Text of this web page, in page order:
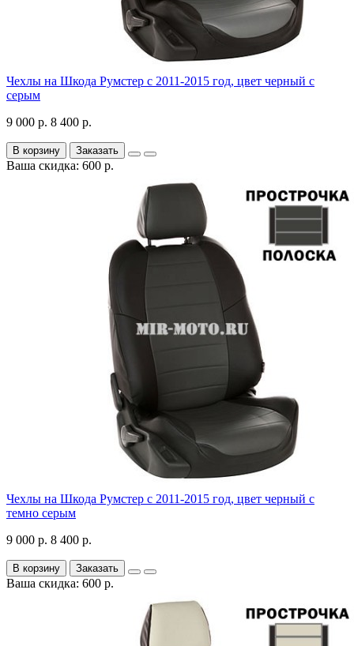
Чехлы на Шкода Румстер с 2011-2015 год, цвет черный с
серым
9 000 р. 8 400 р.
В корзину Заказать
Ваша скидка: 600 р.
Чехлы на Шкода Румстер с 2011-2015 год, цвет черный с
темно серым
9 000 р. 8 400 р.
В корзину Заказать
Ваша скидка: 600 р.